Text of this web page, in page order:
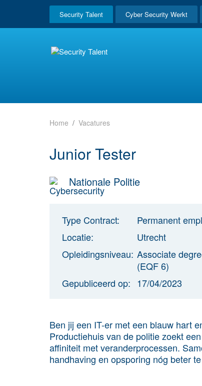
Security Talent Cyber Security Werkt
Home Vacatures
Junior Tester
Nationale Politie
Type Contract:
Permanent
Locatie:
Utrecht
Opleidingsniveau: Associate
(EQF 6)
Gepubliceerd op: 17/04/2023
Ben jij een IT-er met een blauw hart
Productiehuis van de politie zoekt
affiniteit met veranderprocessen.
handhaving en opsporing nóg beter